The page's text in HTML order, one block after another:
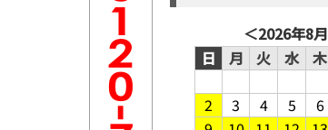
＜2026年8月
日
月 火 水 木
2
3 4 5 6